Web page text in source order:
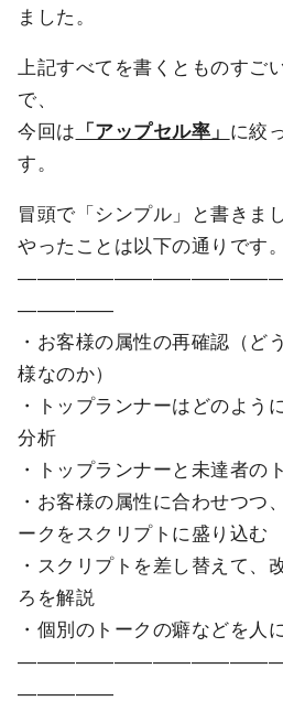
ました。
上記すべてを書くとものすご
で、
今回は 「アップセル率」 に絞
す。
冒頭で「シンプル」と書きま
やったことは以下の通りです。
―――――
・お客様の属性の再確認（ど
様なのか）
・トップランナーはどのよう
分析
・トップランナーと未達者の
・お客様の属性に合わせつつ
ークをスクリプトに盛り込む
・スクリプトを差し替えて、
ろを解説
・個別のトークの癖などを人
―――――